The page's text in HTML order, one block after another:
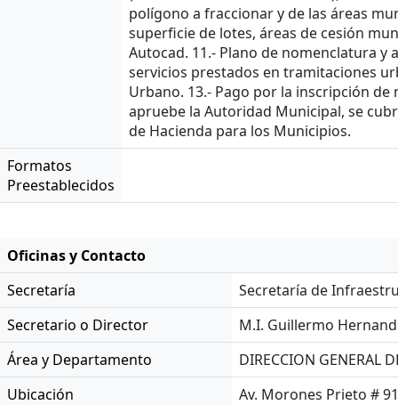
polígono a fraccionar y de las áreas
superficie de lotes, áreas de cesión
Autocad. 11.- Plano de nomenclatura
servicios prestados en tramitaciones
Urbano. 13.- Pago por la inscripción
apruebe la Autoridad Municipal, se
de Hacienda para los Municipios.
Formatos
Preestablecidos
Oficinas y Contacto
Secretaría
Secretaría de
Secretario o Director
M.I. Guillermo
Área y Departamento
DIRECCION GENERAL
Ubicación
Av. Morones Prieto #